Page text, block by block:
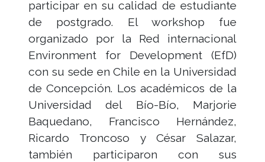
participar en su calidad de estudiante
de postgrado. El workshop fue
organizado por la Red internacional
Environment for Development (EfD)
con su sede en Chile en la Universidad
de Concepción. Los académicos de la
Universidad del Bío-Bío, Marjorie
Baquedano, Francisco Hernández,
Ricardo Troncoso y César Salazar,
también participaron con sus